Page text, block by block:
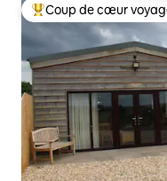
Coups de cœur
Coup de cœur